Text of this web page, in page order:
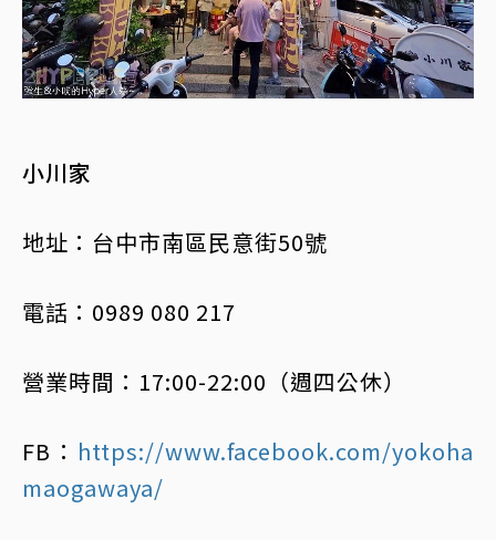
小川家
地址：台中市南區民意街50號
電話：0989 080 217
營業時間：17:00-22:00（週四公休）
FB： https://www.facebook.com/yokoha
maogawaya/